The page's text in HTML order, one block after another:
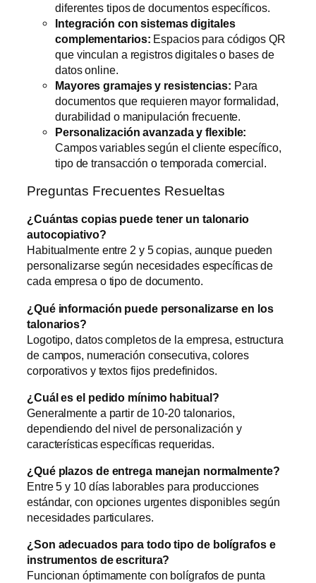
diferentes tipos de documentos específicos.
Integración con sistemas digitales
complementarios: Espacios para códigos QR
que vinculan a registros digitales o bases de
datos online.
Mayores gramajes y resistencias: Para
documentos que requieren mayor formalidad,
durabilidad o manipulación frecuente.
Personalización avanzada y flexible:
Campos variables según el cliente específico,
tipo de transacción o temporada comercial.
Preguntas Frecuentes Resueltas
¿Cuántas copias puede tener un talonario
autocopiativo?
Habitualmente entre 2 y 5 copias, aunque pueden
personalizarse según necesidades específicas de
cada empresa o tipo de documento.
¿Qué información puede personalizarse en los
talonarios?
Logotipo, datos completos de la empresa, estructura
de campos, numeración consecutiva, colores
corporativos y textos fijos predefinidos.
¿Cuál es el pedido mínimo habitual?
Generalmente a partir de 10-20 talonarios,
dependiendo del nivel de personalización y
características específicas requeridas.
¿Qué plazos de entrega manejan normalmente?
Entre 5 y 10 días laborables para producciones
estándar, con opciones urgentes disponibles según
necesidades particulares.
¿Son adecuados para todo tipo de bolígrafos e
instrumentos de escritura?
Funcionan óptimamente con bolígrafos de punta